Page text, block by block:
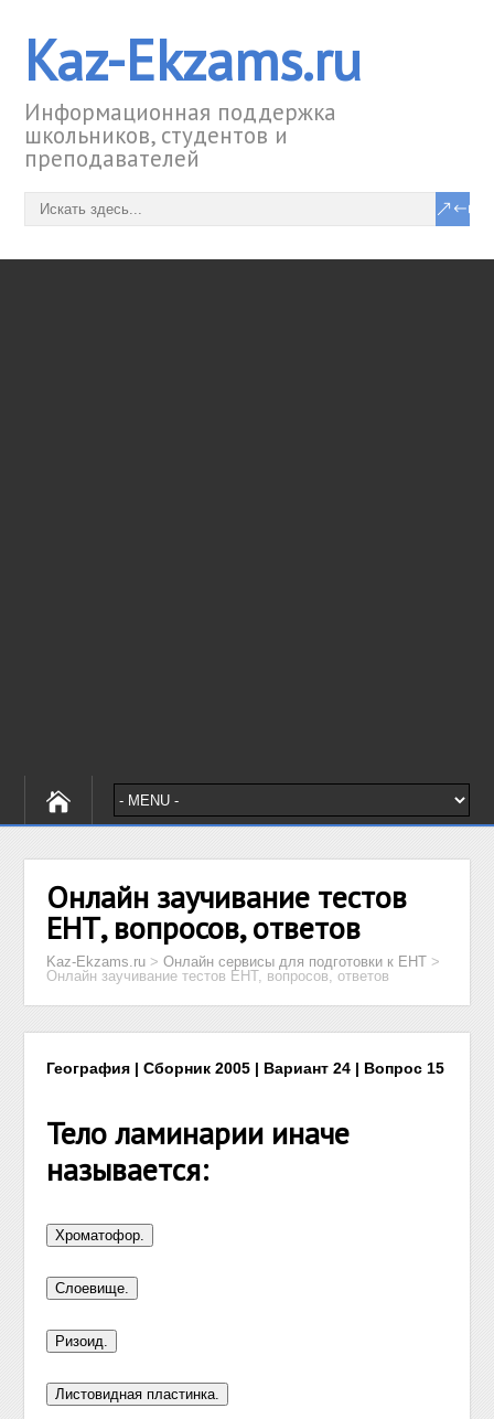
Kaz-Ekzams.ru
Информационная поддержка
школьников, студентов и
преподавателей
Онлайн заучивание тестов
ЕНТ, вопросов, ответов
Kaz-Ekzams.ru >Онлайн сервисы для подготовки к ЕНТ >
Онлайн заучивание тестов ЕНТ, вопросов, ответов
География | Сборник 2005 | Вариант 24 | Вопрос 15
Тело ламинарии иначе
называется: